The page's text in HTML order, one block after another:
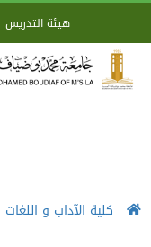
هيئة التدريس
كلية الآداب و اللغات